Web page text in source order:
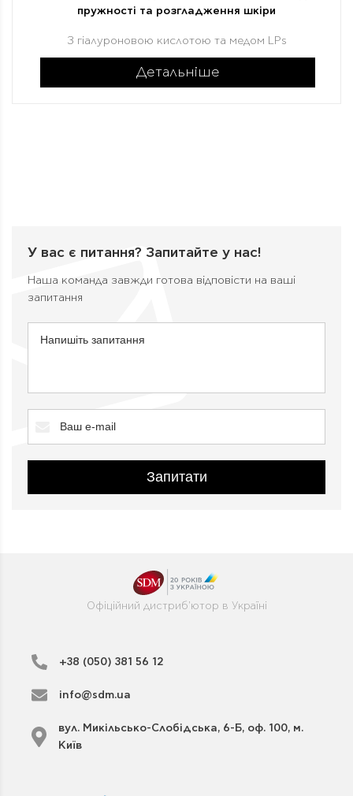
пружності та розгладження шкіри
З гіалуроновою кислотою та медом LPs
Детальніше
У вас є питання? Запитайте у нас!
Наша команда завжди готова відповісти на ваші
запитання
Запитати
Офіційний дистриб'ютор в Україні
+38 (050) 381 56 12
info@sdm.ua
вул. Микільсько-Слобідська, 6-Б, оф. 100, м.
Київ